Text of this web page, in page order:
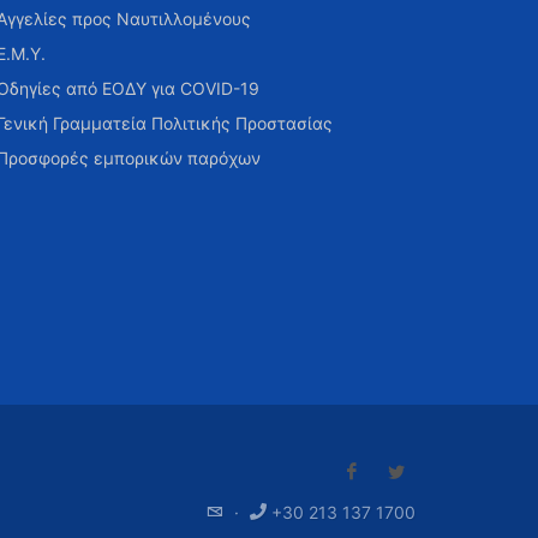
προς Ναυτιλλομένους
από ΕΟΔΥ για COVID-19
Γραμματεία Πολιτικής Προστασίας
εμπορικών παρόχων
· +30 213 137 1700